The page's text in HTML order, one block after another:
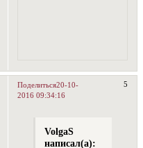
Поделиться 5
20-10-
2016 09:34:16
VolgaS
написал(а):